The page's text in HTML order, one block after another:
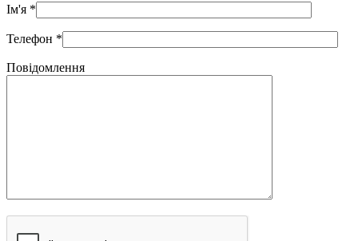
Ім'я *
Телефон *
Повідомлення